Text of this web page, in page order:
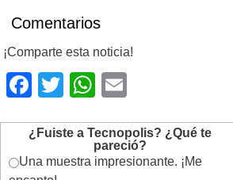
Comentarios
¡Comparte esta noticia!
Facebook
TwitterWhatsApp
¿Fuiste a Tecnopolis? ¿Qué te
pareció?
Una muestra impresionante. ¡Me